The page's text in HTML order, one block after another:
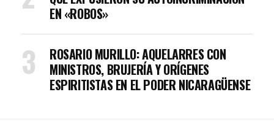
EN «ROBOS»
ROSARIO MURILLO: AQUELARRES CON
MINISTROS, BRUJERÍA Y ORÍGENES
ESPIRITISTAS EN EL PODER NICARAGÜENSE